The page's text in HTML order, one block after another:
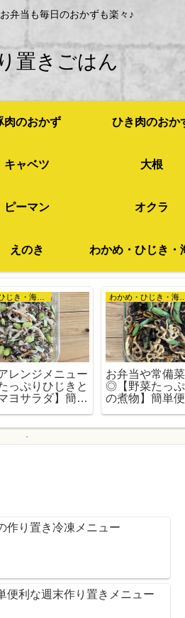
弁当も毎日のおかずも楽々♪
置きごはん
肉のおかず ひき肉のおか
キャベツ 大根
ピーマン オクラ
えのき
レンジメニュー
っぷりひじきと
ヨサラダ】簡単
お弁当や常備
◎【野菜たっぷ
の煮物】簡単
作り置き冷凍メニュー
利な週末作り置きメニュー